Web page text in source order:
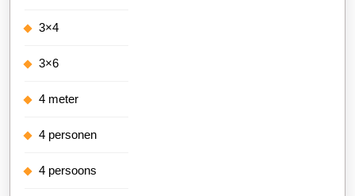
3×4
3×6
4 meter
4 personen
4 persoons